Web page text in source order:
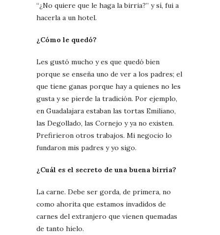
“¿No quiere que le haga la birria?” y sí, fui a
hacerla a un hotel.
¿Cómo le quedó?
Les gustó mucho y es que quedó bien
porque se enseña uno de ver a los padres; el
que tiene ganas porque hay a quienes no les
gusta y se pierde la tradición. Por ejemplo,
en Guadalajara estaban las tortas Emiliano,
las Degollado, las Cornejo y ya no existen.
Prefirieron otros trabajos. Mi negocio lo
fundaron mis padres y yo sigo.
¿Cuál es el secreto de una buena birria?
La carne. Debe ser gorda, de primera, no
como ahorita que estamos invadidos de
carnes del extranjero que vienen quemadas
de tanto hielo.